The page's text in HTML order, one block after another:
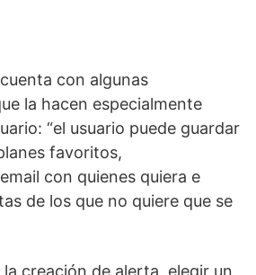
con algunas
la hacen especialmente
“el usuario puede guardar
favoritos,
con quienes quiera e
de los que no quiere que se
creación de alerta, elegir un